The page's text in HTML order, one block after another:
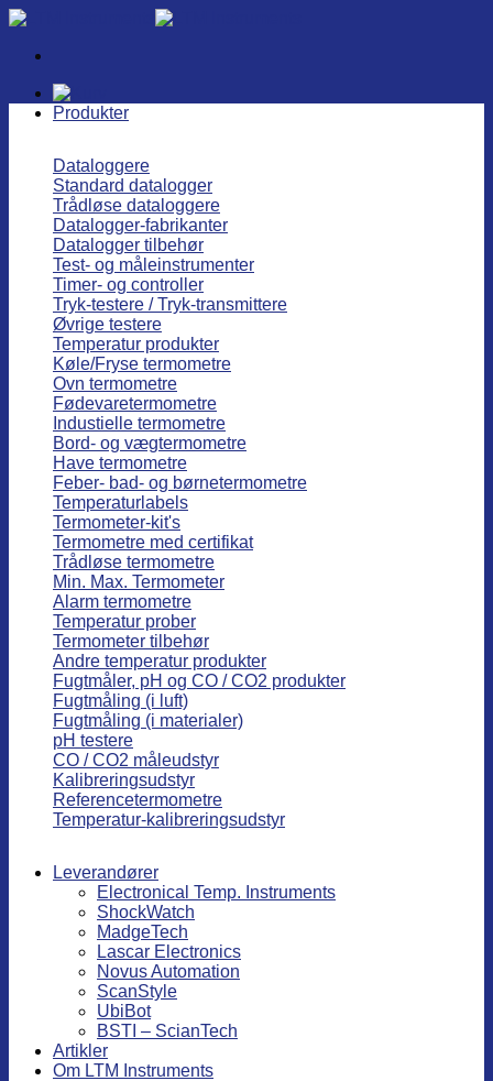
Fortsæt
indhold
Produkter
Dataloggere
Standard datalogger
Trådløse dataloggere
Datalogger-fabrikanter
Datalogger tilbehør
Test- og måleinstrumenter
Timer- og controller
Tryk-testere / Tryk-transmittere
Øvrige testere
Temperatur produkter
Køle/Fryse termometre
Ovn termometre
Fødevaretermometre
Industielle termometre
Bord- og vægtermometre
Have termometre
Feber- bad- og børnetermometre
Temperaturlabels
Termometer-kit's
Termometre med certifikat
Trådløse termometre
Min. Max. Termometer
Alarm termometre
Temperatur prober
Termometer tilbehør
Andre temperatur produkter
Fugtmåler, pH og CO / CO2 produkter
Fugtmåling (i luft)
Fugtmåling (i materialer)
pH testere
CO / CO2 måleudstyr
Kalibreringsudstyr
Referencetermometre
Temperatur-kalibreringsudstyr
Leverandører
Electronical Temp. Instruments
ShockWatch
MadgeTech
Lascar Electronics
Novus Automation
ScanStyle
UbiBot
BSTI – ScianTech
Artikler
Om LTM Instruments